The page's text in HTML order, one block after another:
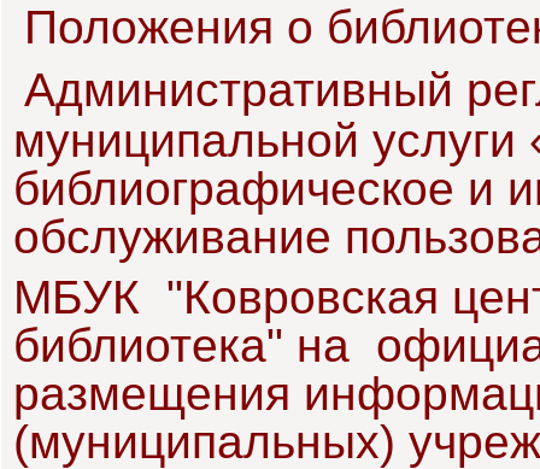
Положения о
Административный
муниципальной услуги
библиографическое и
обслуживание
МБУК "Ковровская
библиотека" на
размещения
(муниципальных)